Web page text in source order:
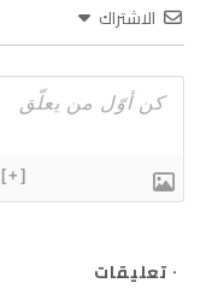
الاشتراك
[+]
٠ تعليقات